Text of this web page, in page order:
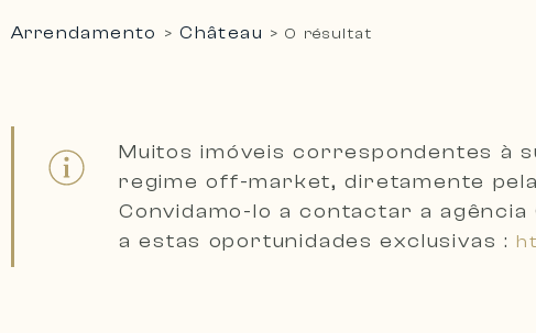
Arrendamento >Château >0 résultat
Muitos imóveis correspondentes à
regime off-market, diretamente
Convidamo-lo acontactar a
a estas oportunidades exclusivas :